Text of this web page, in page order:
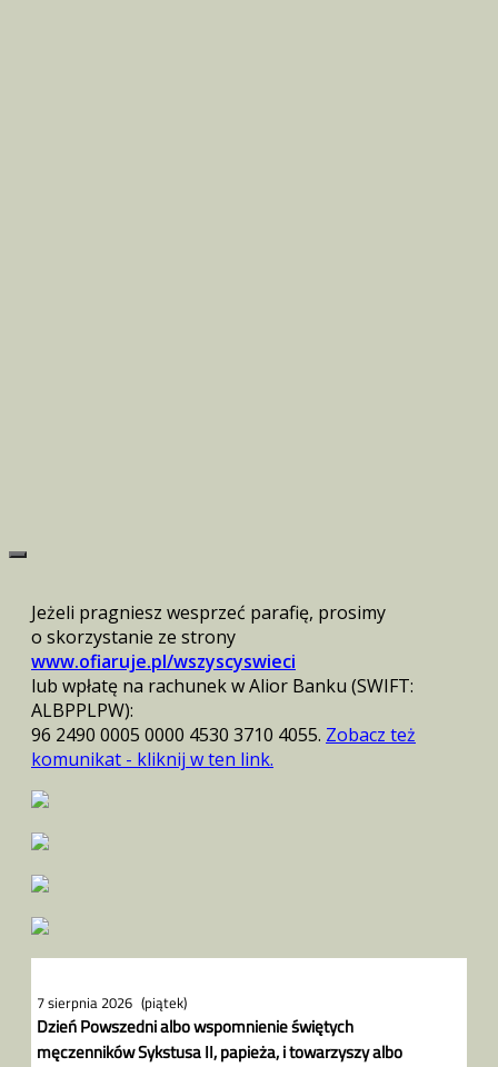
Jeżeli pragniesz wesprzeć parafię, prosimy
o skorzystanie ze strony
www.ofiaruje.pl/wszyscyswieci
lub wpłatę na rachunek w Alior Banku (SWIFT:
ALBPPLPW):
96 2490 0005 0000 4530 3710 4055. Zobacz też
komunikat - kliknij w ten link.